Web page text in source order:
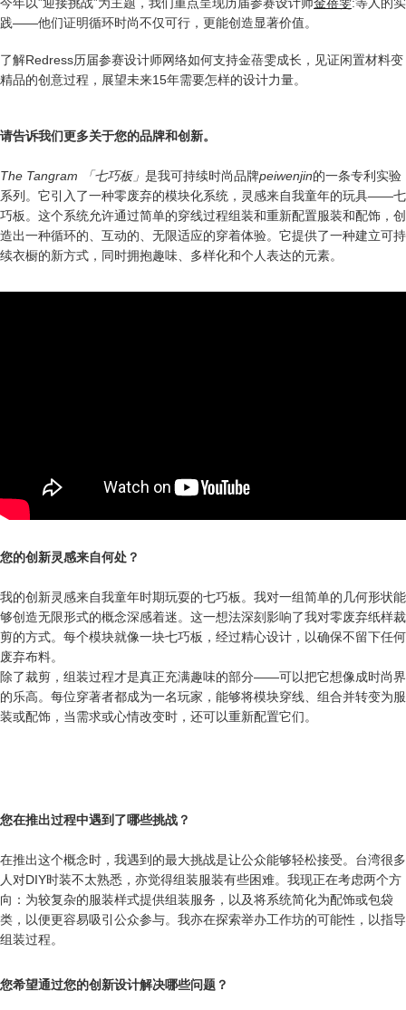
践——他们证明循环时尚不仅可行，更能创造显著价值。
了解Redress历届参赛设计师网络如何支持金蓓雯成长，见证闲置材料变
精品的创意过程，展望未来15年需要怎样的设计力量。
请告诉我们更多关于您的品牌和创新。
The Tangram 「七巧板」 是我可持续时尚品牌peiwenjin的一条专利实验
系列。它引入了一种零废弃的模块化系统，灵感来自我童年的玩具——七
巧板。这个系统允许通过简单的穿线过程组装和重新配置服装和配饰，创
造出一种循环的、互动的、无限适应的穿着体验。它提供了一种建立可持
续衣橱的新方式，同时拥抱趣味、多样化和个人表达的元素。
您的创新灵感来自何处？
我的创新灵感来自我童年时期玩耍的七巧板。我对一组简单的几何形状能
够创造无限形式的概念深感着迷。这一想法深刻影响了我对零废弃纸样裁
剪的方式。每个模块就像一块七巧板，经过精心设计，以确保不留下任何
废弃布料。
除了裁剪，组装过程才是真正充满趣味的部分——可以把它想像成时尚界
的乐高。每位穿著者都成为一名玩家，能够将模块穿线、组合并转变为服
装或配饰，当需求或心情改变时，还可以重新配置它们。
您在推出过程中遇到了哪些挑战？
在推出这个概念时，我遇到的最大挑战是让公众能够轻松接受。台湾很多
人对DIY时装不太熟悉，亦觉得组装服装有些困难。我现正在考虑两个方
向：为较复杂的服装样式提供组装服务，以及将系统简化为配饰或包袋
类，以便更容易吸引公众参与。我亦在探索举办工作坊的可能性，以指导
组装过程。
您希望通过您的创新设计解决哪些问题？